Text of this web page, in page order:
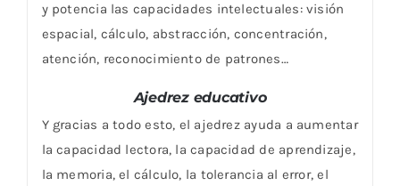
y potencia las capacidades intelectuales: visión
espacial, cálculo, abstracción, concentración,
atención, reconocimiento de patrones…
Ajedrez educativo
Y gracias a todo esto, el ajedrez ayuda a aumentar
la capacidad lectora, la capacidad de aprendizaje,
la memoria, el cálculo, la tolerancia al error, el